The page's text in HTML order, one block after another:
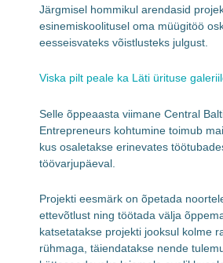
Järgmisel hommikul arendasid
esinemiskoolitusel oma müügitöö
eesseisvateks võistlusteks julgust.
Viska pilt peale ka Läti ürituse
Selle õppeaasta viimane Central
Entrepreneurs kohtumine toimub
kus osaletakse erinevates
töövarjupäeval.
Projekti eesmärk on õpetada
ettevõtlust ning töötada välja
katsetatakse projekti jooksul kolme
rühmaga, täiendatakse nende